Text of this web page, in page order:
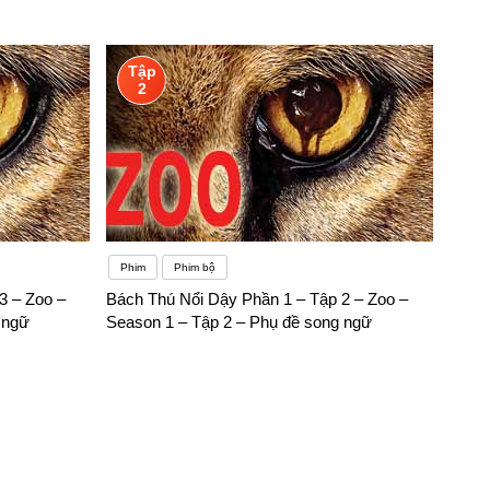
– Zoo –
Tập
2
Phim Phim bộ
Bách Thú Nổi Dậy Phần 1 – Tập 2 – Zoo –
Season 1 – Tập 2 – Phụ đề song ngữ